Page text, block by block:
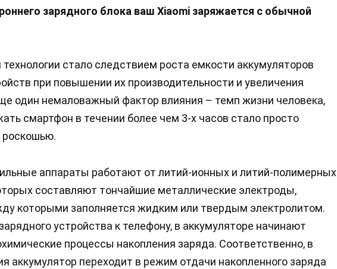
зарядного блока ваш Xiaomi заряжается с обычной
стало следствием роста емкости аккумуляторов
при повышении их производительности и увеличения
один немаловажный фактор влияния – темп жизни человека,
смартфон в течении более чем 3-х часов стало просто
роскошью.
аппараты работают от литий-ионных и литий-полимерных
составляют тончайшие металлические электроды,
которыми заполняется жидким или твердым электролитом.
устройства к телефону, в аккумуляторе начинают
процессы накопления заряда. Соответственно, в
аккумулятор переходит в режим отдачи накопленного заряда